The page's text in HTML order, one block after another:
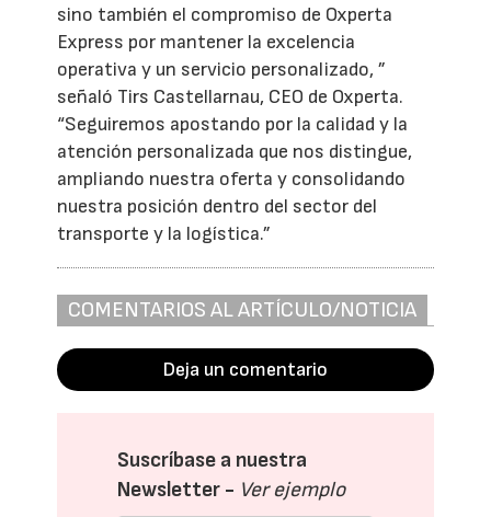
sino también el compromiso de Oxperta
Express por mantener la excelencia
operativa y un servicio personalizado, ”
señaló Tirs Castellarnau, CEO de Oxperta.
“Seguiremos apostando por la calidad y la
atención personalizada que nos distingue,
ampliando nuestra oferta y consolidando
nuestra posición dentro del sector del
transporte y la logística.”
COMENTARIOS AL ARTÍCULO/NOTICIA
Deja un comentario
Suscríbase a nuestra
Newsletter - Ver ejemplo